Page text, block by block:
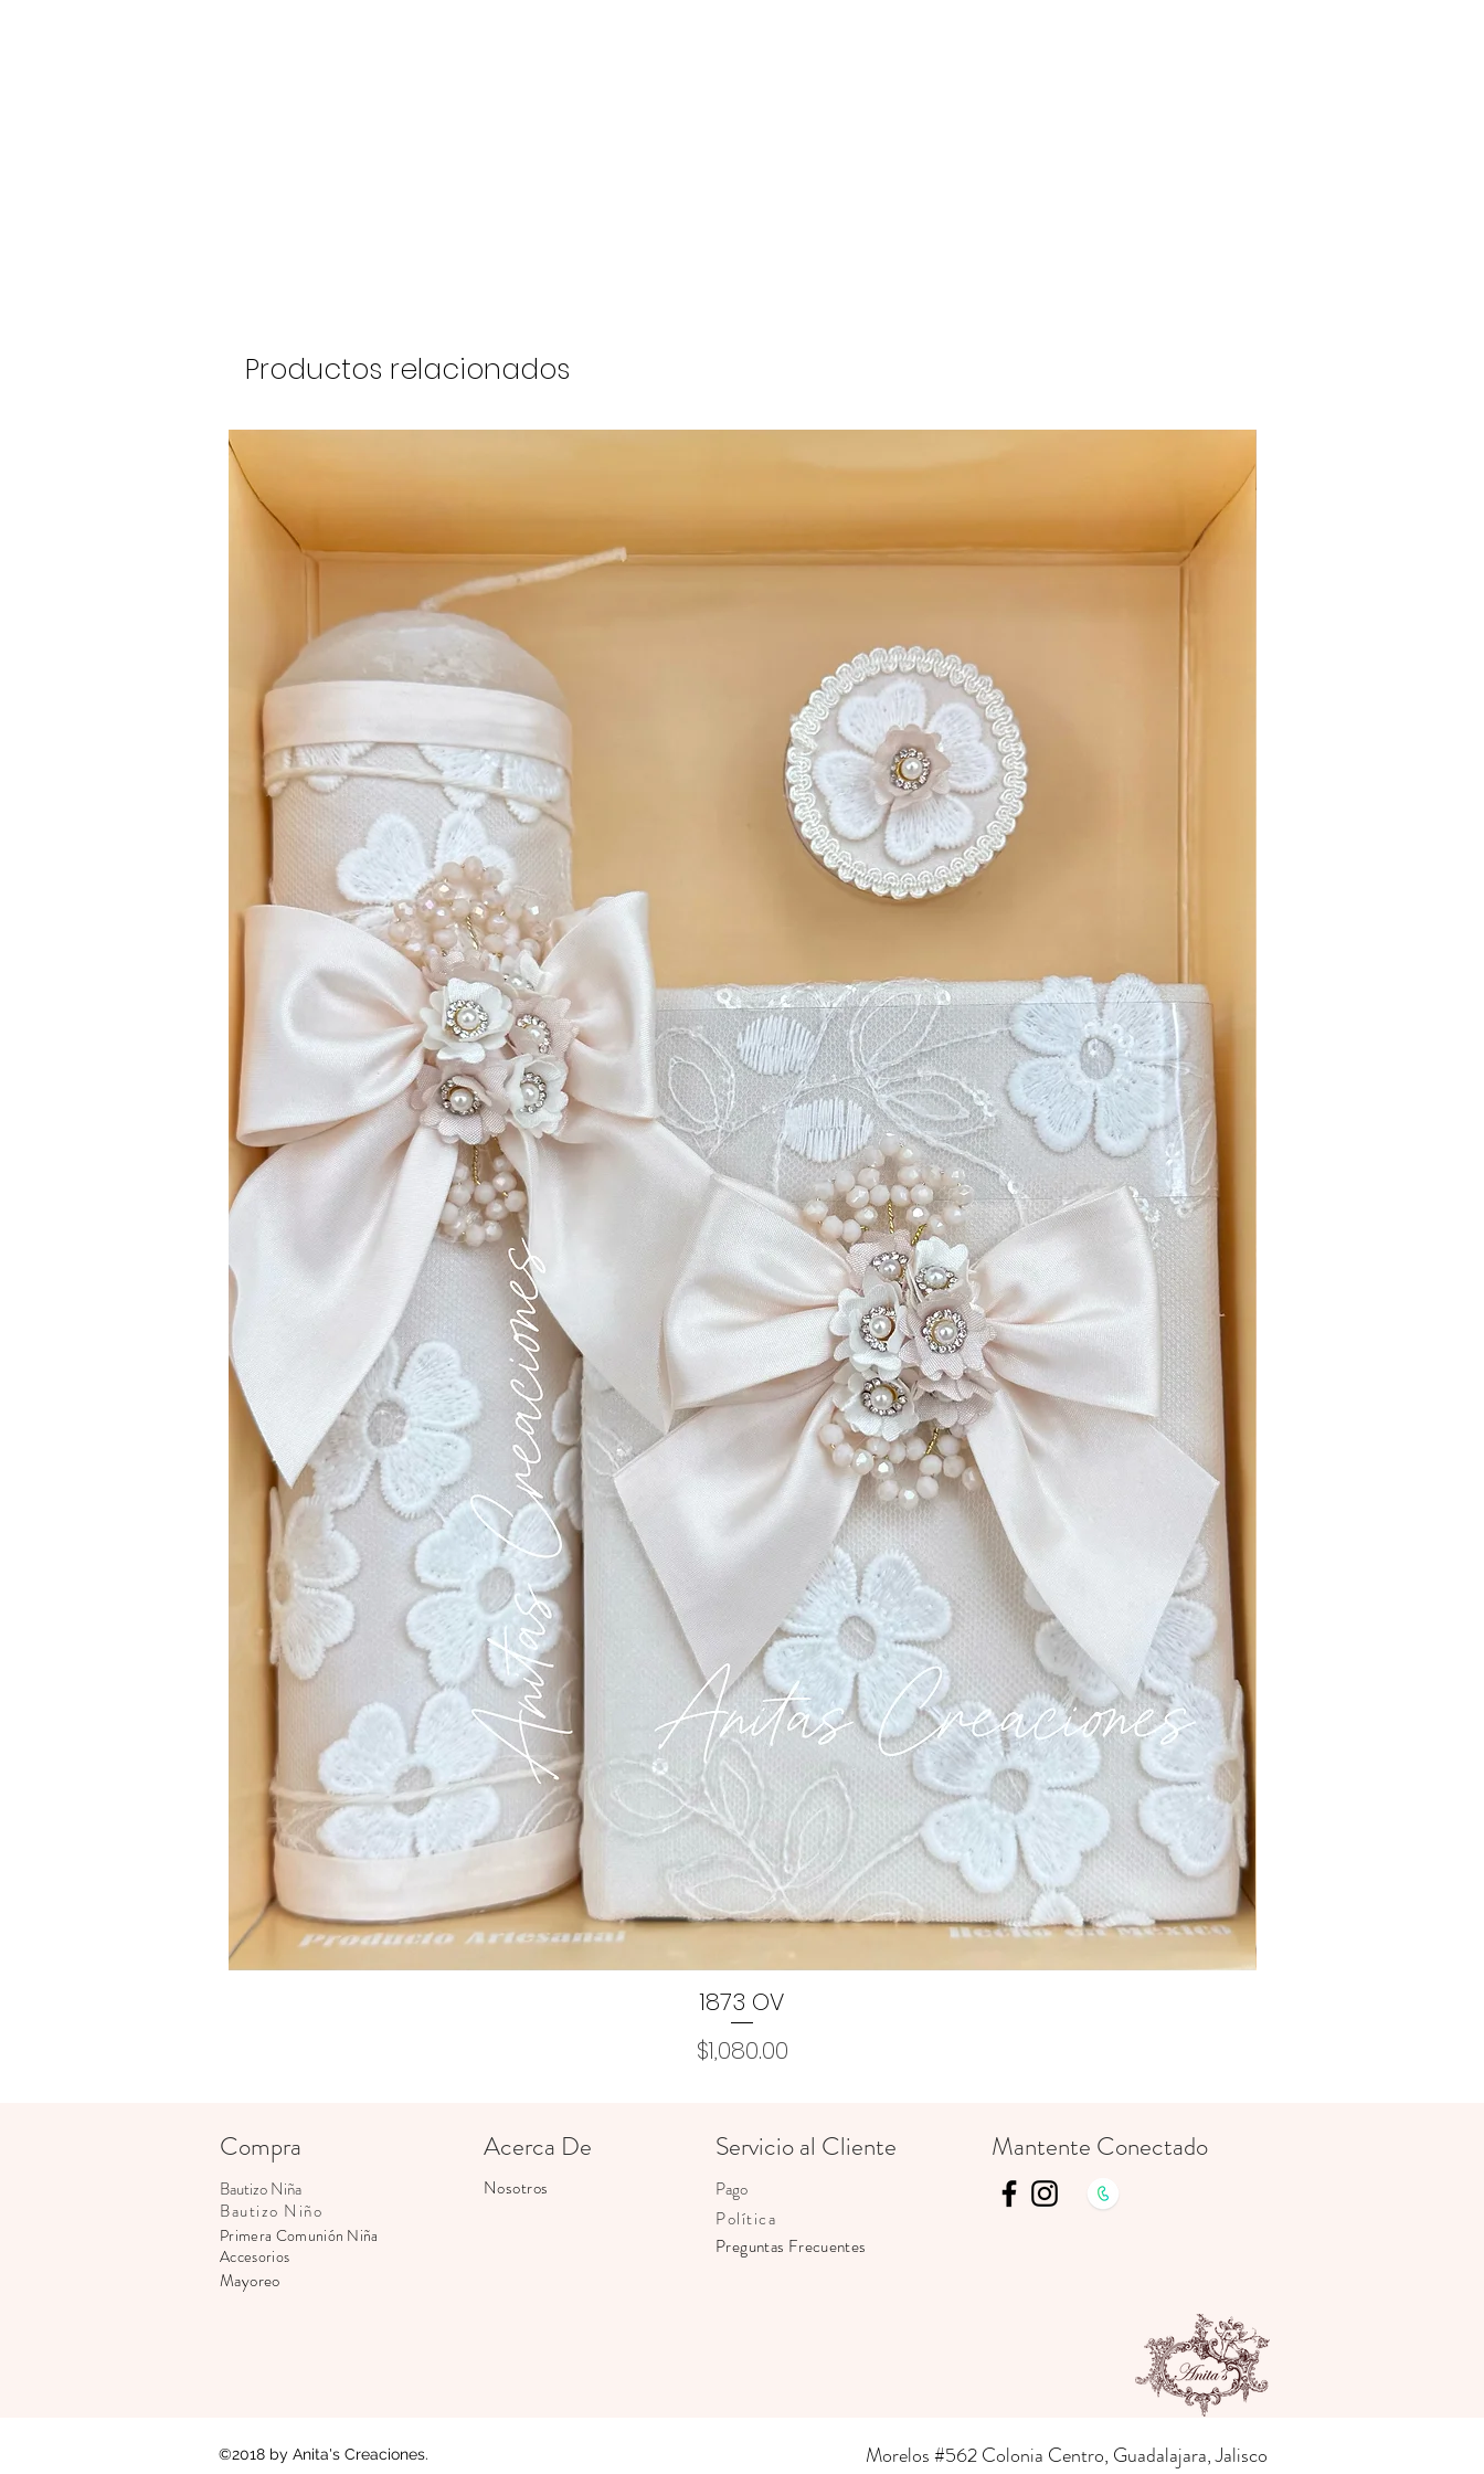
Productos relacionados
Vista rápida
1873 OV
Precio
$1,080.00
Compra Acerca De
Nosotros
Bautizo Niña
Bautizo Niño
Primera Comunión Niña
Accesorios
Servicio al Cliente Mantente Conectado
Pago
Política
Preguntas Frecuentes
Mayoreo
©2018 by Anita's Creaciones. Morelos #562 Colonia Centro, Guadalajara, Jalisco